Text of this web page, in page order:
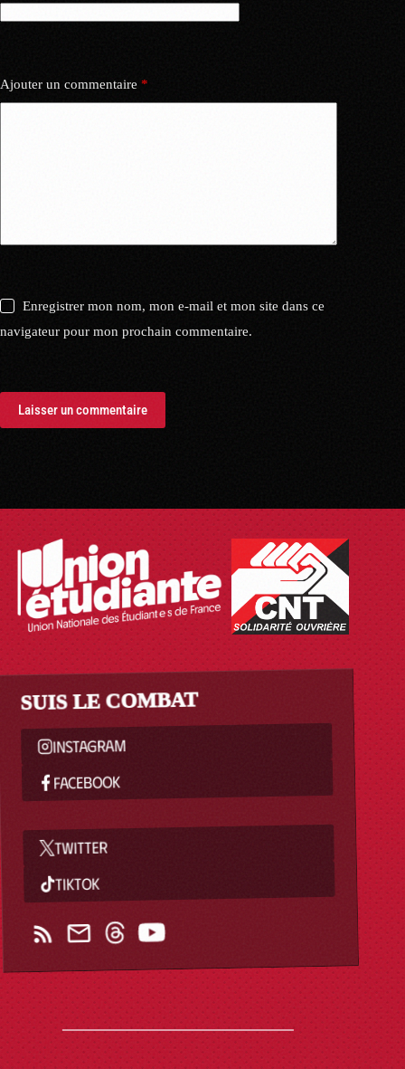
Ajouter un commentaire *
Enregistrer mon nom, mon e-mail et mon site dans ce
navigateur pour mon prochain commentaire.
Laisser un commentaire
SUIS LE COMBAT
INSTAGRAM
FACEBOOK
TWITTER
TIKTOK